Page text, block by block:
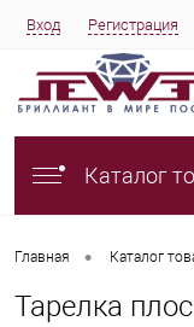
Вход Регистрация
Каталог
Главная • Каталог
Тарелка